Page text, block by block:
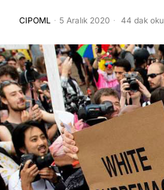
CIPOML 5 Aralık 2020 44 dak